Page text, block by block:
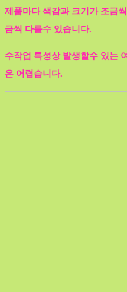
제품마다 색감과 크기가 조금
금씩 다를수 있습니다.
수작업 특성상 발생할수 있는
은 어렵습니다.